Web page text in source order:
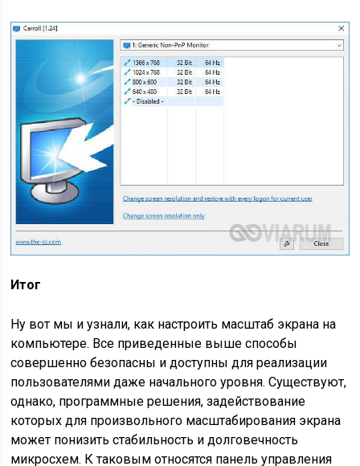
Итог
Ну вот мы и узнали, как настроить масштаб экрана на
компьютере. Все приведенные выше способы
совершенно безопасны и доступны для реализации
пользователями даже начального уровня. Существуют,
однако, программные решения, задействование
которых для произвольного масштабирования экрана
может понизить стабильность и долговечность
микросхем. К таковым относятся панель управления